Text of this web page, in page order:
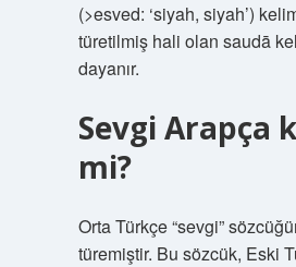
(>esved: ​​​​​​‘siyah, siyah’)
türetilmiş hali olan saudā
dayanır.
Sevgi Arapça
mi?
Orta Türkçe “sevgi”
türemiştir. Bu sözcük, Eski